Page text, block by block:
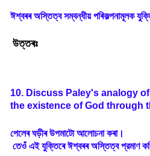
ঈশ্বৰৰ অস্তিত্ব সম্বন্ধীয় পৰিকল্পনামূলক
উত্তৰঃ
10. Discuss Paley's analogy
the existence of God through
পেলেৰ ঘড়ীৰ উপমাটো আলোচনা কৰা।
তেওঁ এই যুক্তিৰে ঈশ্বৰৰ অস্তিত্ব প্রমাণ